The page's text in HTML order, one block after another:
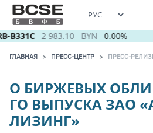
B331C 2 983.10 BYN 0.00%
ГЛАВНАЯ ПРЕСС-ЦЕНТР ПРЕСС-
О БИРЖЕВЫХ
ГО ВЫПУСКА ЗАО
ЛИЗИНГ»